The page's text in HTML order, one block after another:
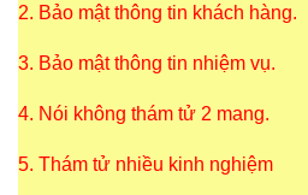
2. Bảo mật thông tin khách hàng.
3. Bảo mật thông tin nhiệm vụ.
4. Nói không thám tử 2 mang.
5. Thám tử nhiều kinh nghiệm